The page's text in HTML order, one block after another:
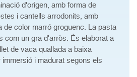
d'origen, amb forma de
i cantells arrodonits, amb
de color marró groguenc. La pasta
com un gra d'arròs. És elaborat a
de vaca quallada a baixa
i madurat segons els